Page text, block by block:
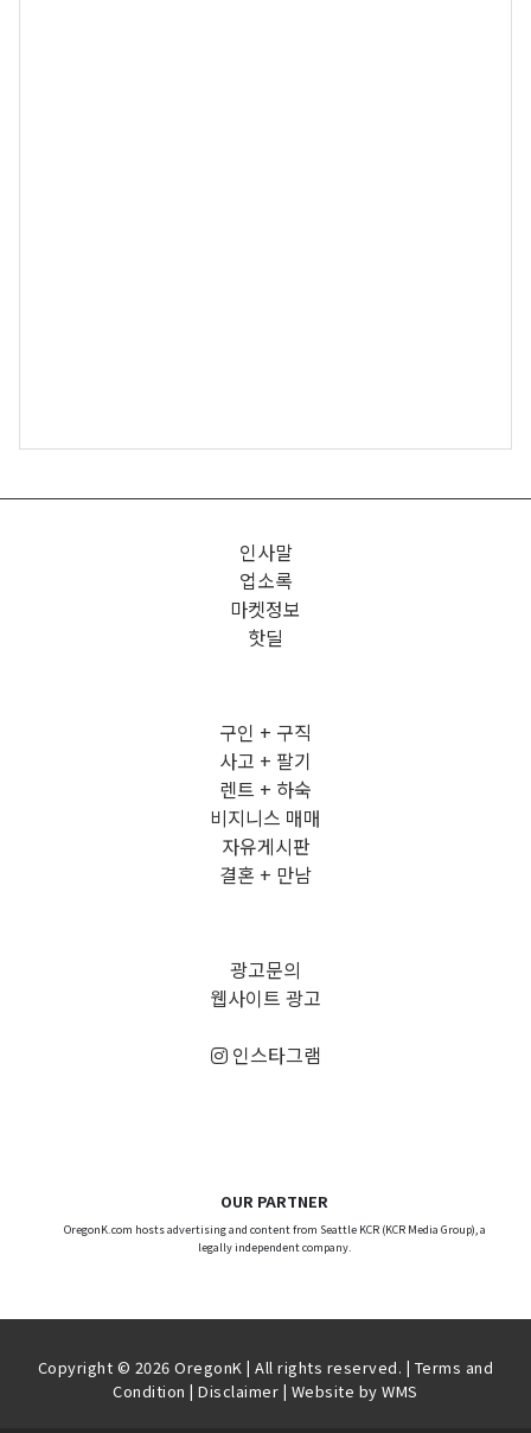
인사말
업소록
마켓정보
핫딜
구인 + 구직
사고 + 팔기
렌트 + 하숙
비지니스 매매
자유게시판
결혼 + 만남
광고문의
웹사이트 광고
인스타그램
OUR PARTNER
OregonK.com hosts advertising and content from Seattle KCR (KCR Media Group), a
legally independent company.
Copyright © 2026 OregonK | All rights reserved. | Terms and
Condition |Disclaimer | Website byWMS